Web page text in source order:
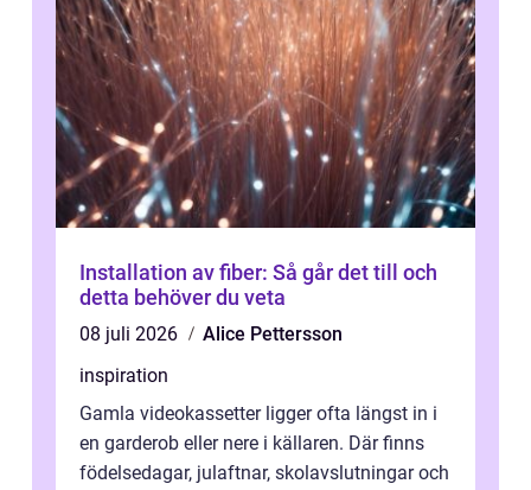
Installation av fiber: Så går det till och
detta behöver du veta
08 juli 2026
Alice Pettersson
inspiration
Gamla videokassetter ligger ofta längst in i
en garderob eller nere i källaren. Där finns
födelsedagar, julaftnar, skolavslutningar och